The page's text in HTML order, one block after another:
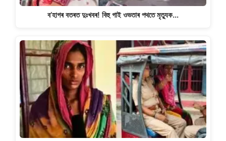
ব’হাগৰ বতৰত দুঃখবৰ! বিহু গাই ওভতাৰ পথতে মৃত্যুক…